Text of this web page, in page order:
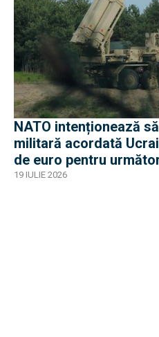
NATO intenționează
militară acordată
de euro pentru
19 IULIE 2026